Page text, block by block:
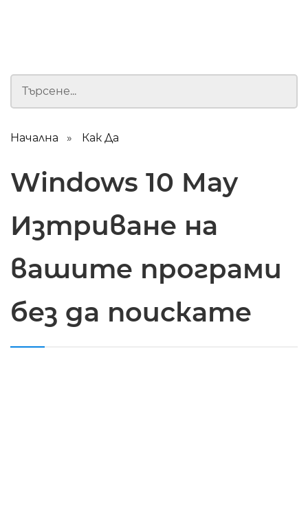
Начална Как Да
Windows 10 May
Изтриване на
вашите програми
без да поискате